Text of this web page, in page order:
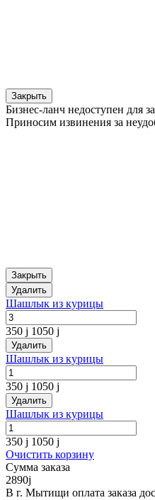
Закрыть
Бизнес-ланч недоступен для
Приносим извинения за
Закрыть
Удалить
Шашлык из курицы
350 j 1050 j
Удалить
Шашлык из курицы
350 j 1050 j
Удалить
Шашлык из курицы
350 j 1050 j
Очистить корзину
Сумма заказа
2890j
В г. Мытищи оплата заказа